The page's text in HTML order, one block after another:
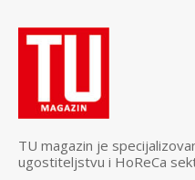
TU magazin je
ugostiteljstvu i HoReCa